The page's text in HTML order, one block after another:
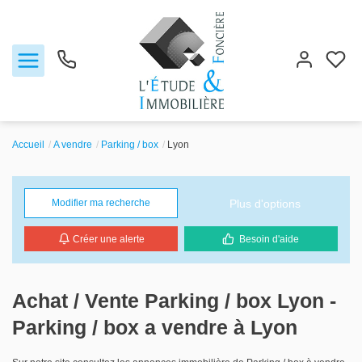
Ventes
Biens vendus
Locations
Estimation
Accueil A vendre Parking / box Lyon
Modifier ma recherche Plus d'options
Créer une alerte Besoin d'aide
Achat / Vente Parking / box Lyon -
Parking / box a vendre à Lyon